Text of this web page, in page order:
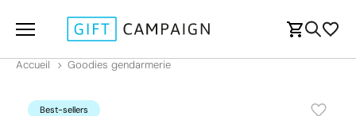
Accueil Goodies gendarmerie
Best-sellers